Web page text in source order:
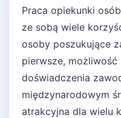
Praca opiekunki
ze sobą wiele
osoby poszukujące
pierwsze,
doświadczenia
międzynarodowym
atrakcyjna dla wielu